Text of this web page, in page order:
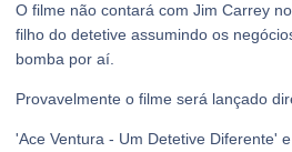
O filme não contará com Jim Carrey
filho do detetive assumindo os
bomba por aí.
Provavelmente o filme será lançado
'Ace Ventura - Um Detetive Diferente'